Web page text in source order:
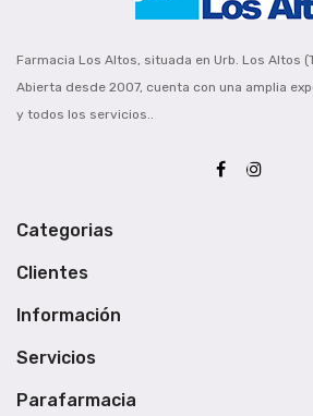
Farmacia Los Altos, situada en Urb. Los Altos
Abierta desde 2007, cuenta con una amplia
y todos los servicios..
Categorias
Clientes
Información
Servicios
Parafarmacia